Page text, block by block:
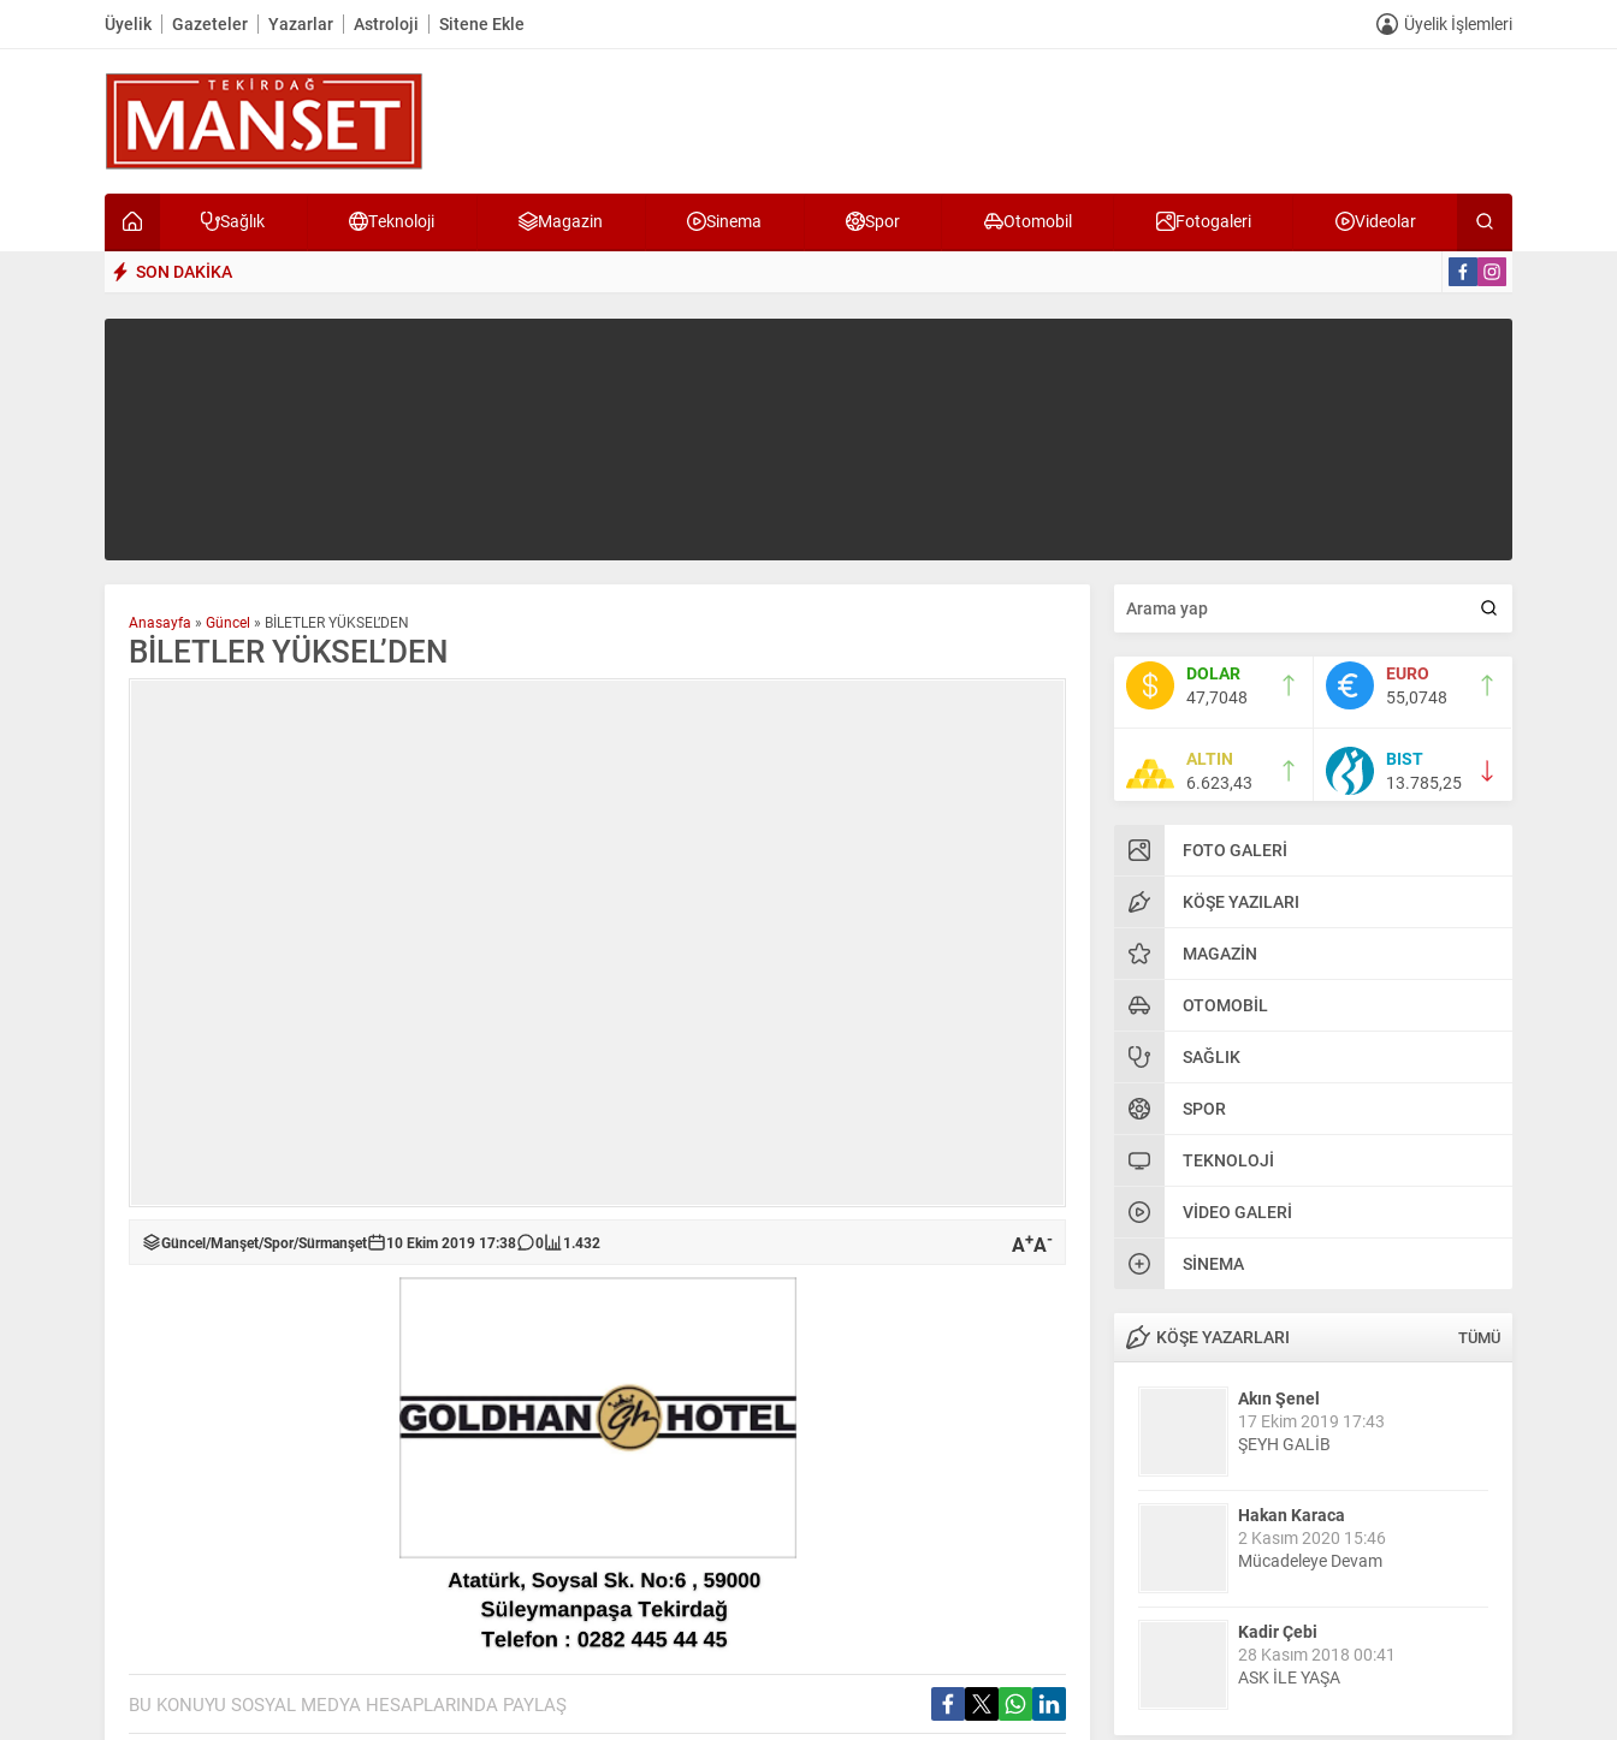
Üyelik Gazeteler Yazarlar Astroloji Sitene Ekle Üyelik İşlemleri
Sağlık Teknoloji Magazin Sinema Spor Otomobil Fotogaleri Videolar
SON DAKİKA
DOLAR
47,7048
EURO
55,0748
ALTIN
6.623,43
BIST
13.785,25
FOTO GALERI
KÖŞE YAZILARI
MAGAZIN
OTOMOBIL
SAĞLIK
SPOR
TEKNOLOJI
VIDEO GALERI
SINEMA
KÖŞE YAZARLARI TÜMÜ
Akın Şenel
17 Ekim 2019 17:43
ŞEYH GALİB
Hakan Karaca
2 Kasım 2020 15:46
Mücadeleye Devam
Kadir Çebi
28 Kasım 2018 00:41
ASK İLE YAŞA
Anasayfa » Güncel » BİLETLER YÜKSEL’DEN
BİLETLER YÜKSEL’DEN
Güncel/Manşet/Spor/Sürmanşet 10 Ekim 2019 17:38 0 1.432 A+A-
BU KONUYU SOSYAL MEDYA HESAPLARINDA PAYLAŞ